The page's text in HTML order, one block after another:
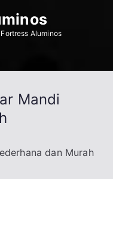
Aluminos
Mandi
dan Murah